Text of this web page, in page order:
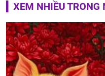
XEM NHIỀU TRONG